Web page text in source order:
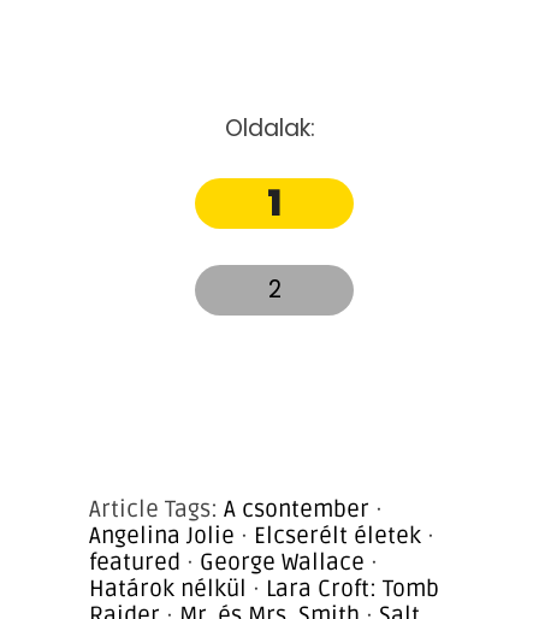
Oldalak:
1
2
Article Tags: A csontember ·
Angelina Jolie · Elcserélt életek ·
featured · George Wallace ·
Határok nélkül · Lara Croft: Tomb